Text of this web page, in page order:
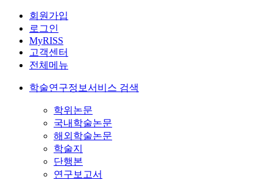
회원가입
로그인
MyRISS
고객센터
전체메뉴
학술연구정보서비스 검색
학위논문
국내학술논문
해외학술논문
학술지
단행본
연구보고서